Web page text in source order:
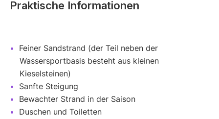
Praktische Informationen
Feiner Sandstrand (der Teil neben der
Wassersportbasis besteht aus kleinen
Kieselsteinen)
Sanfte Steigung
Bewachter Strand in der Saison
Duschen und Toiletten